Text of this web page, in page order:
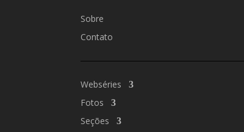
Sobre
Contato
Webséries
Fotos
Seções